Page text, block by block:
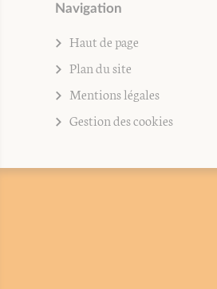
Navigation
Haut de page
Plan du site
Mentions légales
Gestion des cookies